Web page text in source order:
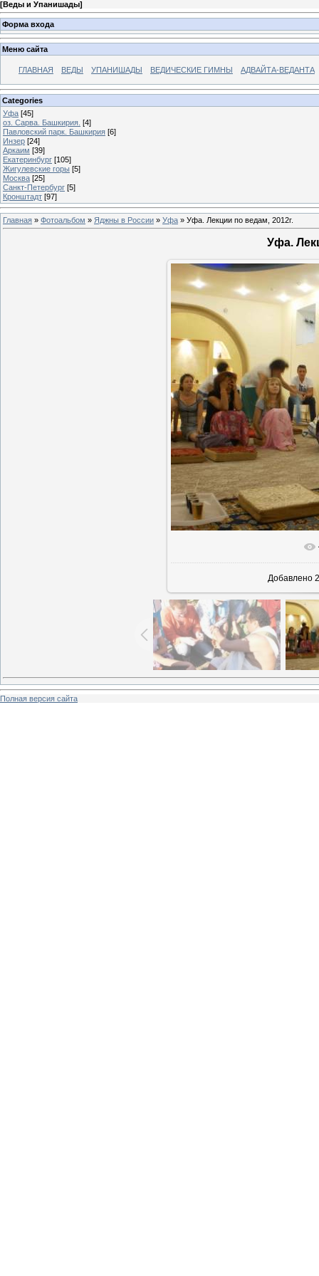
[Веды и Упанишады]
Форма входа
Меню сайта
ГЛАВНАЯ ВЕДЫ УПАНИШАДЫ ВЕДИЧЕСКИЕ ГИМНЫ АДВАЙТА-ВЕДАНТА
Categories
Уфа [45]
оз. Сарва. Башкирия. [4]
Павловский парк. Башкирия [6]
Инзер [24]
Аркаим [39]
Екатеринбург [105]
Жигулевские горы [5]
Москва [25]
Санкт-Петербург [5]
Кронштадт [97]
Главная » Фотоальбом » Яджны в России » Уфа » Уфа. Лекции по ведам, 2012г.
Уфа.
В
Добавлено
Полная версия сайта